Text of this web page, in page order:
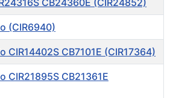
CB24360E (CIR24852)
(CIR6940)
CIR14402S CB7101E (CIR17364)
CIR21895S CB21361E